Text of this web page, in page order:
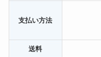
支払い方法
送料